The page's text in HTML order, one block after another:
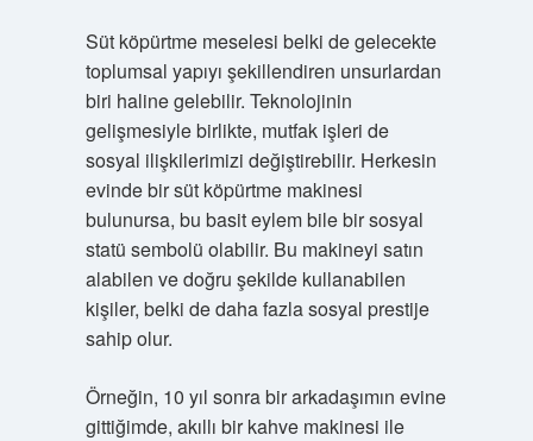
Süt köpürtme meselesi belki de gelecekte
toplumsal yapıyı şekillendiren unsurlardan
biri haline gelebilir. Teknolojinin
gelişmesiyle birlikte, mutfak işleri de
sosyal ilişkilerimizi değiştirebilir. Herkesin
evinde bir süt köpürtme makinesi
bulunursa, bu basit eylem bile bir sosyal
statü sembolü olabilir. Bu makineyi satın
alabilen ve doğru şekilde kullanabilen
kişiler, belki de daha fazla sosyal prestije
sahip olur.
Örneğin, 10 yıl sonra bir arkadaşımın evine
gittiğimde, akıllı bir kahve makinesi ile